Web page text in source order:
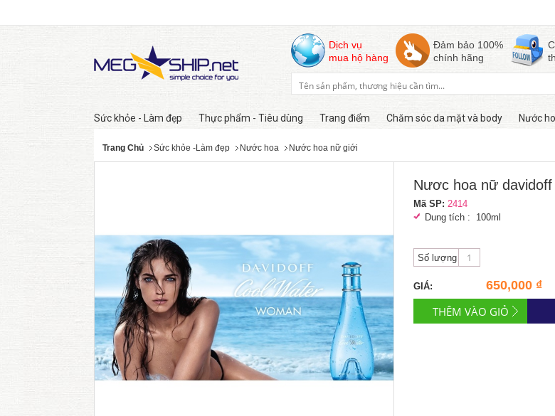
Dịch vụ
mua hộ hàng
Đảm bảo 100%
chính hãng
Sức khỏe - Làm đẹp Thực phẩm - Tiêu dùng Trang điểm Chăm sóc da mặt và body Nước
Trang Chủ Sức khỏe -Làm đẹp Nước hoa Nước hoa nữ giới
Còn hàng
Nươc hoa nữ davidoff
Mã SP: 2414
Dung tích : 100ml
Số lượng
GIÁ: 650,000 ₫